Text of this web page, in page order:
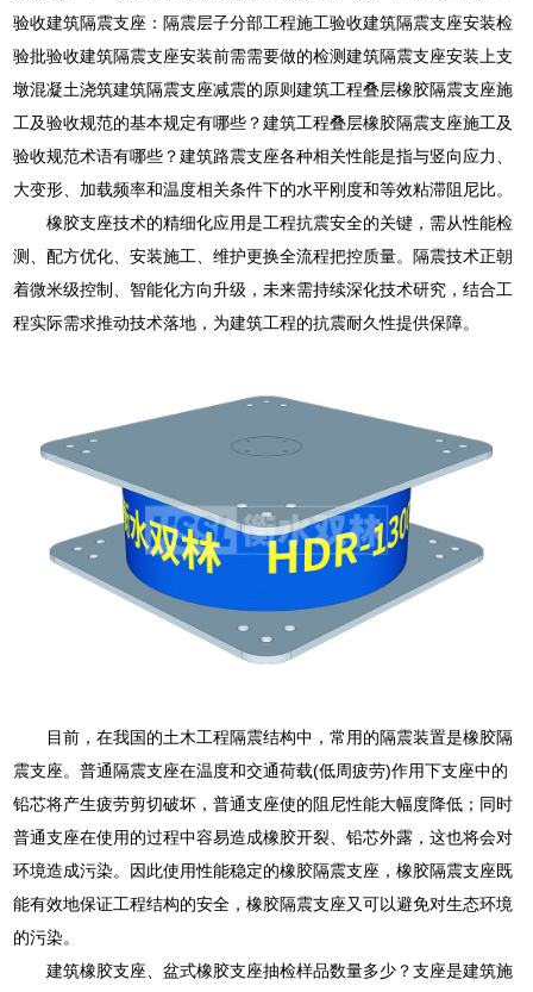
验收建筑隔震支座：隔震层子分部工程施工验收建筑隔震支座安装检
验批验收建筑隔震支座安装前需需要做的检测建筑隔震支座安装上支
墩混凝土浇筑建筑隔震支座减震的原则建筑工程叠层橡胶隔震支座施
工及验收规范的基本规定有哪些？建筑工程叠层橡胶隔震支座施工及
验收规范术语有哪些？建筑路震支座各种相关性能是指与竖向应力、
大变形、加载频率和温度相关条件下的水平刚度和等效粘滞阻尼比。
橡胶支座技术的精细化应用是工程抗震安全的关键，需从性能检
测、配方优化、安装施工、维护更换全流程把控质量。隔震技术正朝
着微米级控制、智能化方向升级，未来需持续深化技术研究，结合工
程实际需求推动技术落地，为建筑工程的抗震耐久性提供保障。
目前，在我国的土木工程隔震结构中，常用的隔震装置是橡胶隔
震支座。普通隔震支座在温度和交通荷载(低周疲劳)作用下支座中的
铅芯将产生疲劳剪切破坏，普通支座使的阻尼性能大幅度降低；同时
普通支座在使用的过程中容易造成橡胶开裂、铅芯外露，这也将会对
环境造成污染。因此使用性能稳定的橡胶隔震支座，橡胶隔震支座既
能有效地保证工程结构的安全，橡胶隔震支座又可以避免对生态环境
的污染。
建筑橡胶支座、盆式橡胶支座抽检样品数量多少？支座是建筑施